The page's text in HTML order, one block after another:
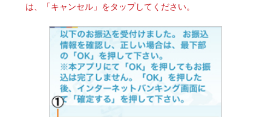
は、「キャンセル」をタップしてください。